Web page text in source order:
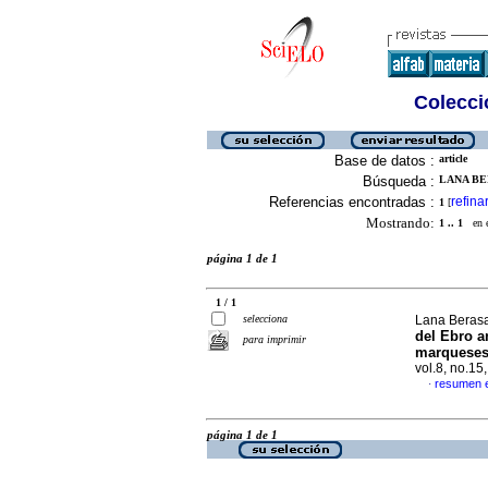
Base de datos : article
Búsqueda : LANA
Referencias encontradas : 1 [refinar
Mostrando: 1 .. 1 en
página 1 de 1
1 / 1
selecciona
para imprimir
Lana
del Ebro
vol.8,
· resumen
página 1 de 1